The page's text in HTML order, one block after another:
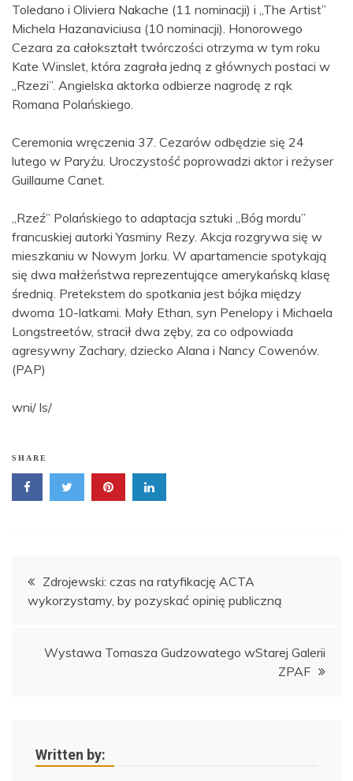
Toledano i Oliviera Nakache (11 nominacji) i „The Artist”
Michela Hazanaviciusa (10 nominacji). Honorowego
Cezara za całokształt twórczości otrzyma w tym roku
Kate Winslet, która zagrała jedną z głównych postaci w
„Rzezi”. Angielska aktorka odbierze nagrodę z rąk
Romana Polańskiego.
Ceremonia wręczenia 37. Cezarów odbędzie się 24
lutego w Paryżu. Uroczystość poprowadzi aktor i reżyser
Guillaume Canet.
„Rzeź” Polańskiego to adaptacja sztuki „Bóg mordu”
francuskiej autorki Yasminy Rezy. Akcja rozgrywa się w
mieszkaniu w Nowym Jorku. W apartamencie spotykają
się dwa małżeństwa reprezentujące amerykańską klasę
średnią. Pretekstem do spotkania jest bójka między
dwoma 10-latkami. Mały Ethan, syn Penelopy i Michaela
Longstreetów, stracił dwa zęby, za co odpowiada
agresywny Zachary, dziecko Alana i Nancy Cowenów.
(PAP)
wni/ ls/
SHARE
Nawigacja
wpisu
Zdrojewski: czas na ratyfikację ACTA
wykorzystamy, by pozyskać opinię publiczną
Wystawa Tomasza Gudzowatego wStarej Galerii
ZPAF
Written by: